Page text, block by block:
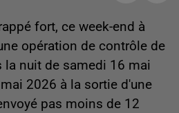
fort, ce week-end à
opération de contrôle de
la nuit de samedi 16 mai
2026 à la sortie d'une
pas moins de 12